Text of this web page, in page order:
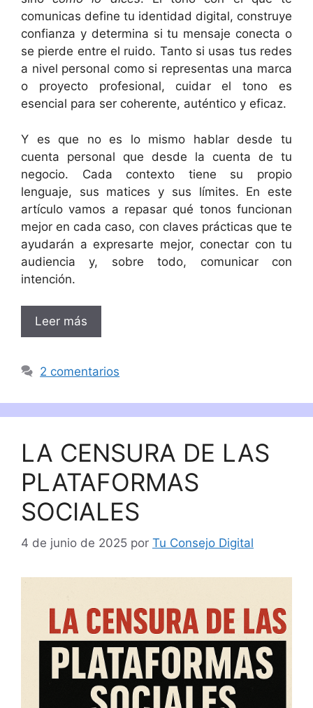
comunicas define tu identidad digital, construye
confianza y determina si tu mensaje conecta o
se pierde entre el ruido. Tanto si usas tus redes
a nivel personal como si representas una marca
o proyecto profesional, cuidar el tono es
esencial para ser coherente, auténtico y eficaz.
Y es que no es lo mismo hablar desde tu
cuenta personal que desde la cuenta de tu
negocio. Cada contexto tiene su propio
lenguaje, sus matices y sus límites. En este
artículo vamos a repasar qué tonos funcionan
mejor en cada caso, con claves prácticas que te
ayudarán a expresarte mejor, conectar con tu
audiencia y, sobre todo, comunicar con
intención.
Leer más
2 comentarios
LA CENSURA DE LAS
PLATAFORMAS
SOCIALES
4 de junio de 2025 por Tu Consejo Digital